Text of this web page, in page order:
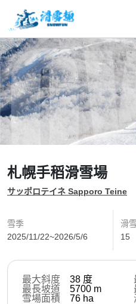
札幌手稻滑雪場
サッポロテイネ Sapporo Teine
雪季
2025/11/22~2026/5/6
滑
15
最大斜度 38 度
最長坡道
5700 m
雪場面積
76 ha